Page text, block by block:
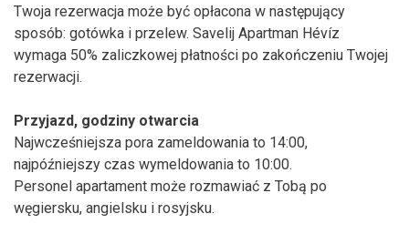
Twoja rezerwacja może być opłacona w następujący
sposób: gotówka i przelew. Savelij Apartman Hévíz
wymaga 50% zaliczkowej płatności po zakończeniu Twojej
rezerwacji.
Przyjazd, godziny otwarcia
Najwcześniejsza pora zameldowania to 14:00,
najpóźniejszy czas wymeldowania to 10:00.
Personel apartament może rozmawiać z Tobą po
węgiersku, angielsku i rosyjsku.